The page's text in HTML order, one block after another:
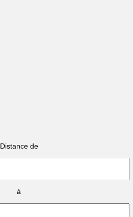
Distance de
à